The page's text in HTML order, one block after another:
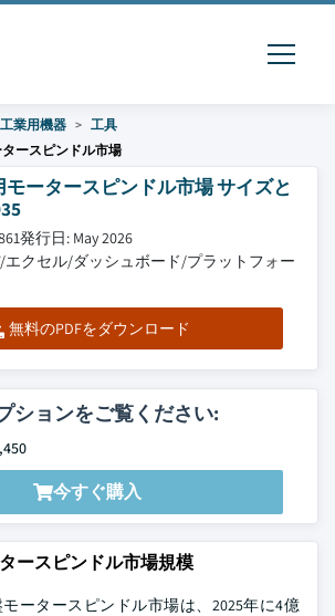
工業用機器
工具
ースピンドル市場
ータースピンドル市場 サイズと
発行日: May 2026
エクセル/ダッシュボード/プラットフォー
無料のPDFをダウンロード
ションをご覧ください:
今すぐ購入
ースピンドル市場規模
ータースピンドル市場は、2025年に4億